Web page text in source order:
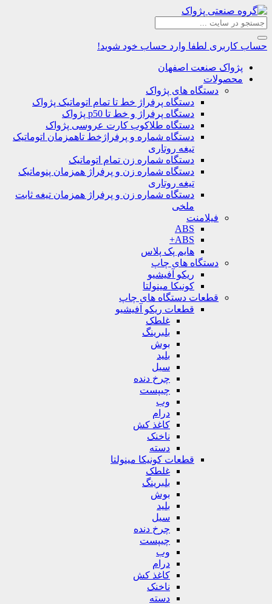
حساب کاربری لطفا وارد حساب خود شوید!
پژواک صنعت اصفهان
محصولات
دستگاه های پژواک
دستگاه پرفراژ خط تا تمام اتوماتیک پژواک
دستگاه پرفراژ و خط تا p50 پژواک
دستگاه طلاکوب کارت عروسی پژواک
دستگاه شماره و پرفراژخط تاهمزمان اتوماتیک
تیغه روتاری
دستگاه شماره زن تمام اتوماتیک
دستگاه شماره زن و پرفراژ همزمان پنوماتیک
تیغه روتاری
دستگاه شماره زن و پرفراژ همزمان تیغه ثابت
ملخی
فیلامنت
ABS
ABS+
هایم پک پلاس
دستگاه های چاپ
ریکو آفیشیو
کونیکا مینولتا
قطعات دستگاه های چاپ
قطعات ریکو آفیشیو
غلطک
بلبرینگ
بوش
بلید
سیل
چرخ دنده
چیپست
وب
درام
کاغذ کش
ناخنک
دسته
قطعات کونیکا مینولتا
غلطک
بلبرینگ
بوش
بلید
سیل
چرخ دنده
چیپست
وب
درام
کاغذ کش
ناخنک
دسته